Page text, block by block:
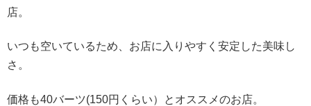
店。
いつも空いているため、お店に入りやすく安定した美味し
さ。
価格も40バーツ(150円くらい）とオススメのお店。